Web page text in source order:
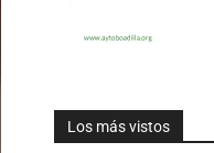
Los más vistos